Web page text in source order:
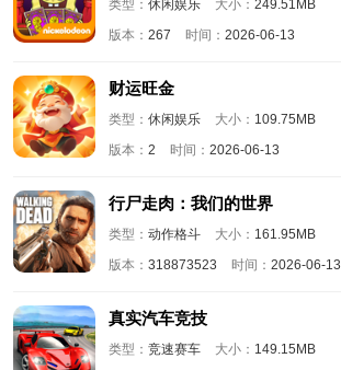
类型： 休闲娱乐 大小： 249.51MB
版本： 267 时间： 2026-06-13
财运旺金
类型： 休闲娱乐 大小： 109.75MB
版本： 2 时间： 2026-06-13
行尸走肉：我们的世界
类型： 动作格斗 大小： 161.95MB
版本： 318873523 时间： 2026-06-13
真实汽车竞技
类型： 竞速赛车 大小： 149.15MB